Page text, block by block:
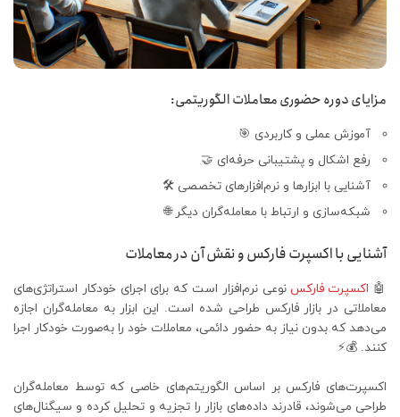
مزایای دوره حضوری معاملات الگوریتمی:
آموزش عملی و کاربردی 🎯
رفع اشکال و پشتیبانی حرفه‌ای 🤝
آشنایی با ابزارها و نرم‌افزارهای تخصصی 🛠
شبکه‌سازی و ارتباط با معامله‌گران دیگر 🌐
آشنایی با اکسپرت فارکس و نقش آن در معاملات
🤖 اکسپرت فارکس نوعی نرم‌افزار است که برای اجرای خودکار استراتژی‌های
معاملاتی در بازار فارکس طراحی شده است. این ابزار به معامله‌گران اجازه
می‌دهد که بدون نیاز به حضور دائمی، معاملات خود را به‌صورت خودکار اجرا
کنند. 💰⚡
اکسپرت‌های فارکس بر اساس الگوریتم‌های خاصی که توسط معامله‌گران
طراحی می‌شوند، قادرند داده‌های بازار را تجزیه و تحلیل کرده و سیگنال‌های